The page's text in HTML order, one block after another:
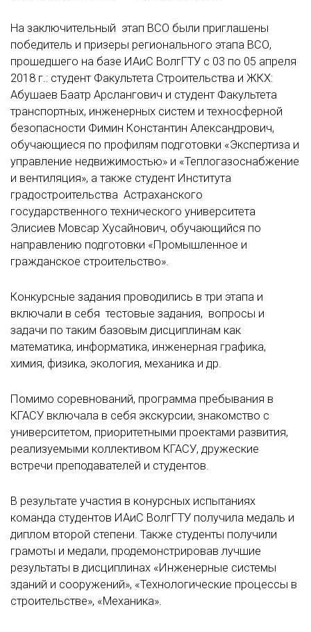
На заключительный этап ВСО были приглашены
победитель и призеры регионального этапа ВСО,
прошедшего на базе ИАиС ВолгГТУ с 03 по 05 апреля
2018 г.: студент Факультета Строительства и ЖКХ:
Абушаев Баатр Арслангович и студент Факультета
транспортных, инженерных систем и техносферной
безопасности Фимин Константин Александрович,
обучающиеся по профилям подготовки «Экспертиза и
управление недвижимостью» и «Теплогазоснабжение
и вентиляция», а также студент Института
градостроительства Астраханского
государственного технического университета
Элисиев Мовсар Хусайнович, обучающийся по
направлению подготовки «Промышленное и
гражданское строительство».
Конкурсные задания проводились в три этапа и
включали в себя тестовые задания, вопросы и
задачи по таким базовым дисциплинам как
математика, информатика, инженерная графика,
химия, физика, экология, механика и др.
Помимо соревнований, программа пребывания в
КГАСУ включала в себя экскурсии, знакомство с
университетом, приоритетными проектами развития,
реализуемыми коллективом КГАСУ, дружеские
встречи преподавателей и студентов.
В результате участия в конурсных испытаниях
команда студентов ИАиС ВолгГТУ получила медаль и
диплом второй степени. Также студенты получили
грамоты и медали, продемонстрировав лучшие
результаты в дисциплинах «Инженерные системы
зданий и сооружений», «Технологические процессы в
строительстве», «Механика».